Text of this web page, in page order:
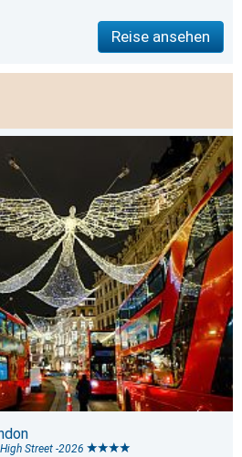
Reise ansehen
Street -2026